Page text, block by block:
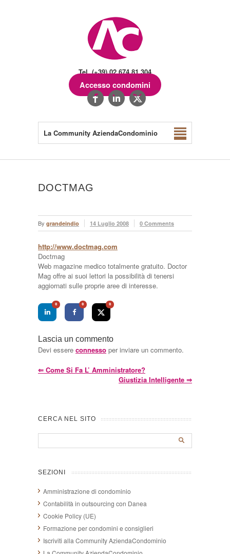
Tel. (+39) 02.674.81.304
Accesso condomini
La Community AziendaCondominio
DOCTMAG
By grandeindio 14 Luglio 2008 0 Comments
http://www.doctmag.com
Doctmag
Web magazine medico totalmente gratuito. Doctor
Mag offre ai suoi lettori la possibilità di tenersi
aggiornati sulle proprie aree di interesse.
0 0 0
Lascia un commento
Devi essere connesso per inviare un commento.
⇐ Come Si Fa L’ Amministratore?
Giustizia Intelligente ⇒
CERCA NEL SITO
SEZIONI
Amministrazione di condominio
Contabilità in outsourcing con Danea
Cookie Policy (UE)
Formazione per condomini e consiglieri
Iscriviti alla Community AziendaCondominio